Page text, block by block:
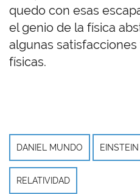
quedo con esas
el genio de la física
algunas
físicas.
DANIEL MUNDO EINSTEIN
RELATIVIDAD